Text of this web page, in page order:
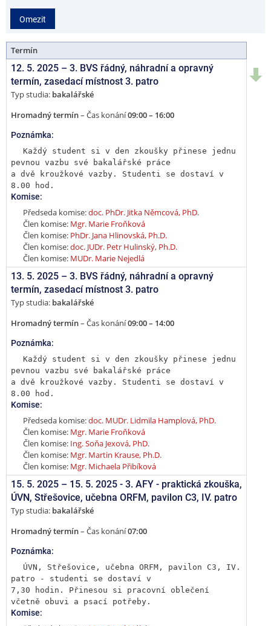
Omezit
Termín
12. 5. 2025 – 3. BVS řádný, náhradní a opravný
termín, zasedací místnost 3. patro
Typ studia: bakalářské
Hromadný termín– Čas konání09:00 – 16:00
Poznámka:
Každý student si v den zkoušky přinese jednu
pevnou vazbu své bakalářské práce
a dvě kroužkové vazby. Studenti se dostaví v
8.00 hod.
Komise:
Předseda komise:doc. PhDr. Jitka Němcová, PhD.
Člen komise: Mgr. Marie Froňková
Člen komise: PhDr. Jana Hlinovská, Ph.D.
Člen komise:doc. JUDr. Petr Hulinský, Ph.D.
Člen komise: MUDr. Marie Nejedlá
13. 5. 2025 – 3. BVS řádný, náhradní a opravný
termín, zasedací místnost 3. patro
Typ studia: bakalářské
Hromadný termín– Čas konání09:00 – 14:00
Poznámka:
Každý student si v den zkoušky přinese jednu
pevnou vazbu své bakalářské práce
a dvě kroužkové vazby. Studenti se dostaví v
8.00 hod.
Komise:
Předseda komise:doc. MUDr. Lidmila Hamplová, PhD.
Člen komise: Mgr. Marie Froňková
Člen komise: Ing. Soňa Jexová, PhD.
Člen komise: Mgr. Martin Krause, Ph.D.
Člen komise: Mgr. Michaela Přibíková
15. 5. 2025 – 15. 5. 2025 - 3. AFY - praktická zkouška,
ÚVN, Střešovice, učebna ORFM, pavilon C3, IV. patro
Typ studia: bakalářské
Hromadný termín– Čas konání07:00
Poznámka:
ÚVN, Střešovice, učebna ORFM, pavilon C3, IV.
patro - studenti se dostaví v
7,30 hodin. Přinesou si pracovní oblečení
včetně obuvi a psací potřeby.
Komise: